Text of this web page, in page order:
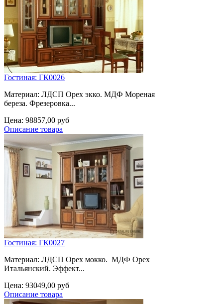
Гостиная: ГК0026
Материал: ЛДСП Орех экко. МДФ Мореная
береза. Фрезеровка...
Цена: 98857,00 руб
Описание товара
Гостиная: ГК0027
Материал: ЛДСП Орех мокко. МДФ Орех
Итальянский. Эффект...
Цена: 93049,00 руб
Описание товара